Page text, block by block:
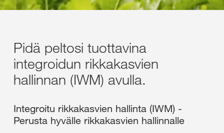
Pidä peltosi tuottavina
integroidun rikkakasvien
hallinnan (IWM) avulla.
Integroitu rikkakasvien hallinta (IWM) -
Perusta hyvälle rikkakasvien hallinnalle